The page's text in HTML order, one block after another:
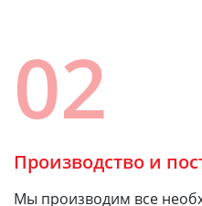
02
Производство и
Мы производим все